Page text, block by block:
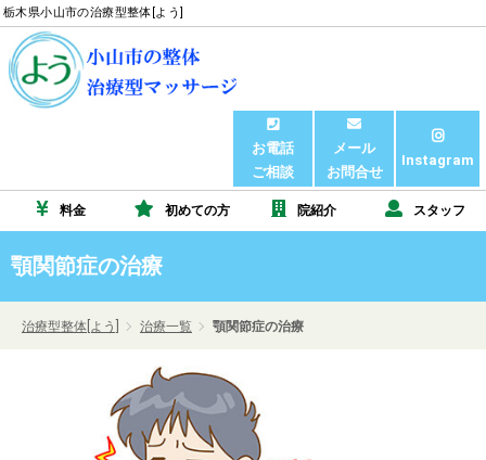
栃木県小山市の治療型整体[よう]
お電話
ご相談
メール
お問合せ
Instagram
料金 初めての方 院紹介 スタッフ
顎関節症の治療
治療型整体[よう] 治療一覧 顎関節症の治療